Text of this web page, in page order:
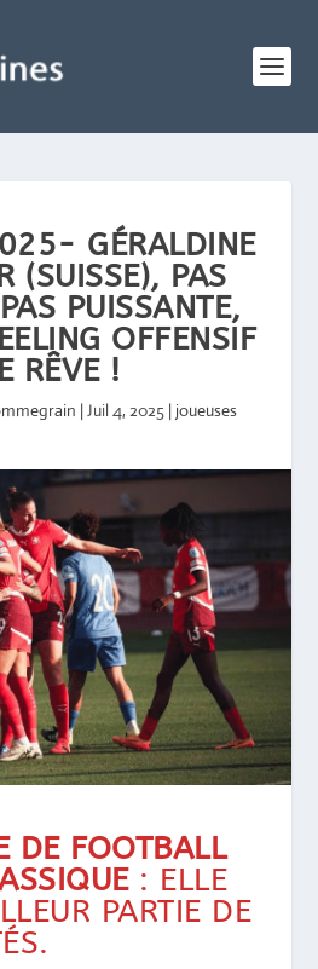
GÉRALDINE
(SUISSE), PAS
PUISSANTE,
OFFENSIF
RÊVE !
|Juil 4, 2025 | joueuses
DE FOOTBALL
: ELLE
PARTIE DE